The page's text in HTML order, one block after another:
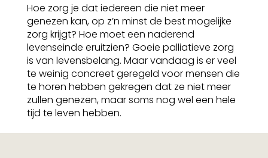
Hoe zorg je dat iedereen die niet meer
genezen kan, op z’n minst de best mogelijke
zorg krijgt? Hoe moet een naderend
levenseinde eruitzien? Goeie palliatieve zorg
is van levensbelang. Maar vandaag is er veel
te weinig concreet geregeld voor mensen die
te horen hebben gekregen dat ze niet meer
zullen genezen, maar soms nog wel een hele
tijd te leven hebben.